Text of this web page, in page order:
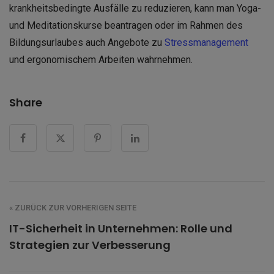
krankheitsbedingte Ausfälle zu reduzieren, kann man Yoga-
und Meditationskurse beantragen oder im Rahmen des
Bildungsurlaubes auch Angebote zu Stressmanagement
und ergonomischem Arbeiten wahrnehmen.
Share
« ZURÜCK ZUR VORHERIGEN SEITE
IT-Sicherheit in Unternehmen: Rolle und
Strategien zur Verbesserung